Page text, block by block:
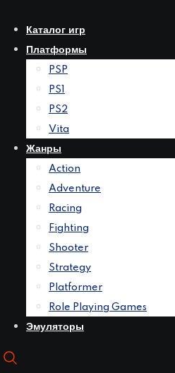
Каталог игр
Платформы
PSP
PS1
PS2
Vita
Жанры
Action
Adventure
Racing
Fighting
Shooter
Strategy
Platformer
Role Playing Games
Эмуляторы